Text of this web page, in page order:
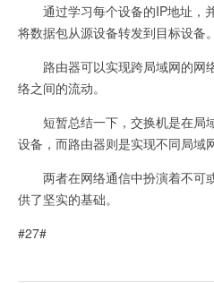
通过学习每个设备的IP地址，
将数据包从源设备转发到目标设备。
路由器可以实现跨局域网的网
络之间的流动。
短暂总结一下，交换机是在局
设备，而路由器则是实现不同局域
两者在网络通信中扮演着不可
供了坚实的基础。
#27#